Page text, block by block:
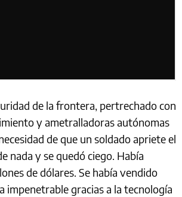
de la frontera, pertrechado con
y ametralladoras autónomas
de que un soldado apriete el
nada y se quedó ciego. Había
de dólares. Se había vendido
impenetrable gracias a la tecnología